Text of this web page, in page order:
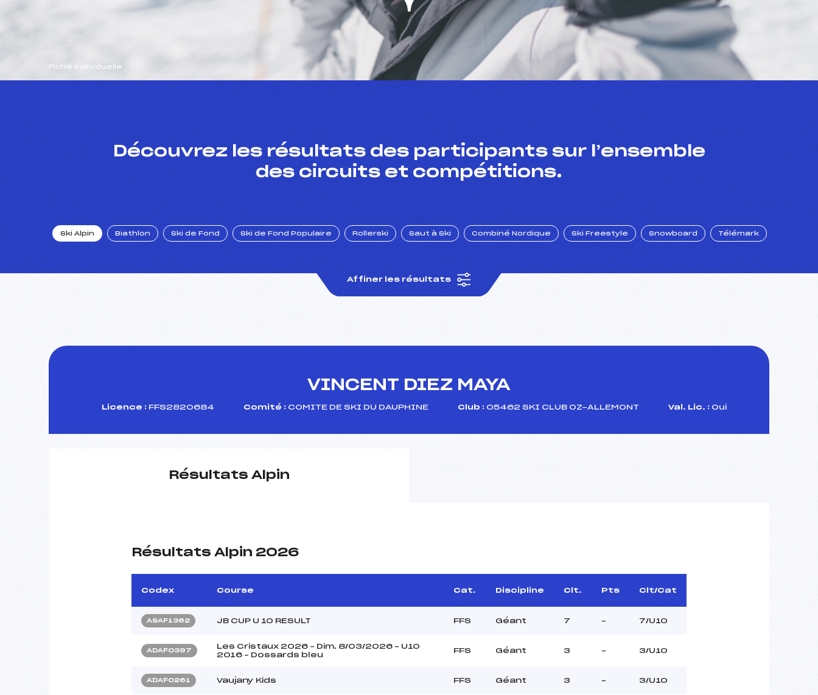
Fiche individuelle
Découvrez les résultats des participants sur l’ensemble
des circuits et compétitions.
Ski Alpin Biathlon Ski de Fond Ski de Fond Populaire Rollerski Saut à Ski Combiné Nordique Ski Freestyle Snowboard Télémark
Affiner les résultats
VINCENT DIEZ MAYA
Licence : FFS2820684 Comité : COMITE DE SKI DU DAUPHINE Club : 05462 SKI CLUB OZ-ALLEMONT Val. Lic. : Oui
Résultats Alpin
Résultats Alpin 2026
Codex Course Cat. Discipline Clt. Pts Clt/Cat
ASAF1362 JB CUP U 10 RESULT FFS Géant 7 – 7/U10
ADAF0397
Les Cristaux 2026 – Dim. 8/03/2026 – U10
2016 – Dossards bleu
FFS Géant 3 – 3/U10
ADAF0261 Vaujany Kids FFS Géant 3 – 3/U10